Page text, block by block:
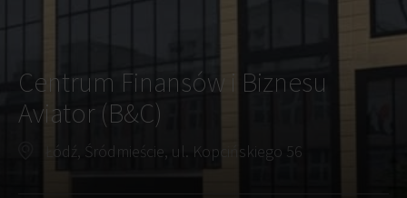
Centrum Finansów i Biznesu
Aviator (B&C)
Łódź, Śródmieście, ul. Kopcińskiego 56